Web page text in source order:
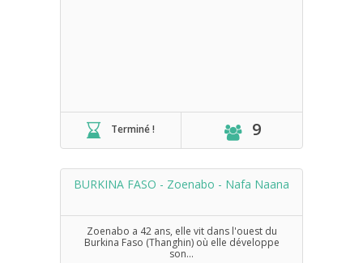
Terminé ! 9
BURKINA FASO - Zoenabo - Nafa Naana
Zoenabo a 42 ans, elle vit dans l'ouest du
Burkina Faso (Thanghin) où elle développe
son...